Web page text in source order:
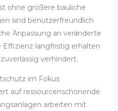
ohne größere bauliche
sind benutzerfreundlich
Anpassung an veränderte
Effizienz langfristig erhalten
verhindert.
im Fokus
auf ressourcenschonende
arbeiten mit